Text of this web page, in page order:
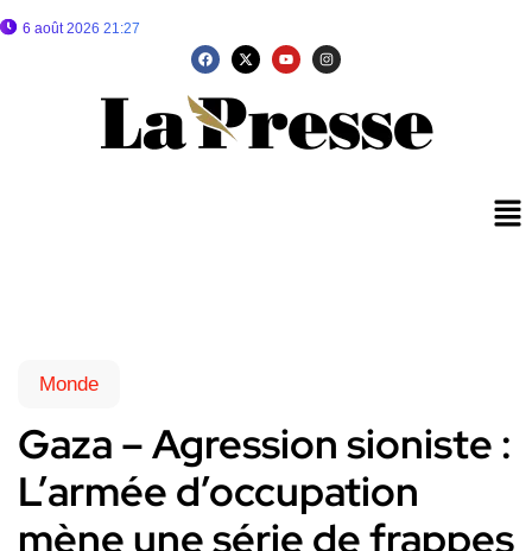
6 août 2026 21:27
Monde
Gaza – Agression sioniste :
L’armée d’occupation
mène une série de frappes